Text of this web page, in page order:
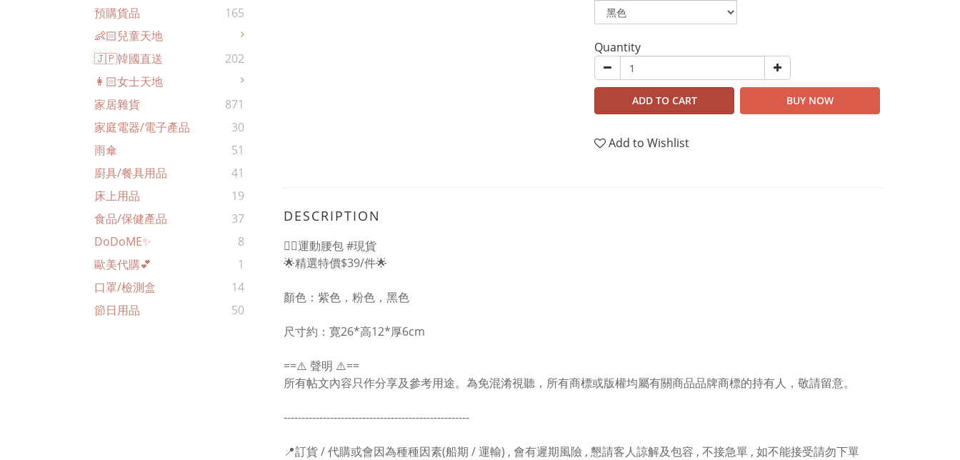
預購貨品
165
👶🏻兒童天地
🇯🇵韓國直送
202
👩🏻女士天地
家居雜貨
871
家庭電器/電子產品
30
雨傘
51
廚具/餐具用品
41
床上用品
19
食品/保健產品
37
DoDoME✨
8
歐美代購💕
1
口罩/檢測盒
14
節日用品
50
Quantity
ADD TO CART BUY NOW
Add to Wishlist
DESCRIPTION
🏃‍♀️運動腰包 #現貨
🌟精選特價$39/件🌟
顏色：紫色，粉色，黑色
尺寸約：寛26*高12*厚6cm
==⚠️ 聲明 ⚠️==
所有帖文內容只作分享及參考用途。為免混淆視聽，所有商標或版權均屬有關商品品牌商標的持有人，敬請留意。
----------------------------------------------------
📍訂貨 / 代購或會因為種種因素(船期 / 運輸) , 會有遲期風險 , 懇請客人諒解及包容 , 不接急單 , 如不能接受請勿下單